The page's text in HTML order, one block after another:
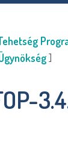
]